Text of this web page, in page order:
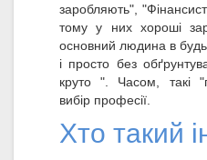
заробляють",
тому у них хороші
основний людина в
і просто без
круто ". Часом, такі
вибір професії.
Хто такий